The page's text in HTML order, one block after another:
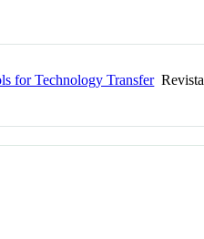
for Technology TransferRevista